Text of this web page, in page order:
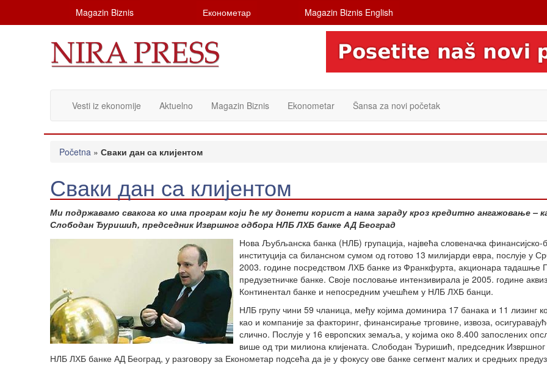
Magazin Biznis Економетар Magazin Biznis English
Vesti iz ekonomije Aktuelno Magazin Biznis Ekonometar Šansa za novi početak
Početna » Сваки дан са клијентом
Сваки дан са клијентом
Ми подржавамо свакога ко има програм који ће му донети корист а нама зараду кроз кредитно ангажовање –
Слободан Ђуришић, председник Извршног одбора НЛБ ЛХБ банке АД Београд
Нова Љубљанска банка (НЛБ) групација, највећа словеначка финансијско-
институција са билансном сумом од готово 13 милијарди евра, послује у
2003. године посредством ЛХБ банке из Франкфурта, акционара тадашње
предузетничке банке. Своје пословање интензивирала је 2005. године
Континентал банке и непосредним учешћем у НЛБ ЛХБ банци.
НЛБ групу чини 59 чланица, међу којима доминира 17 банака и 11 лизинг
као и компаније за факторинг, финансирање трговине, извоза,
слично. Послује у 16 европских земаља, у којима око 8.400 запослених
више од три милиона клијената. Слободан Ђуришић, председник
НЛБ ЛХБ банке АД Београд, у разговору за Економетар подсећа да је у фокусу ове банке сегмент малих и средњих